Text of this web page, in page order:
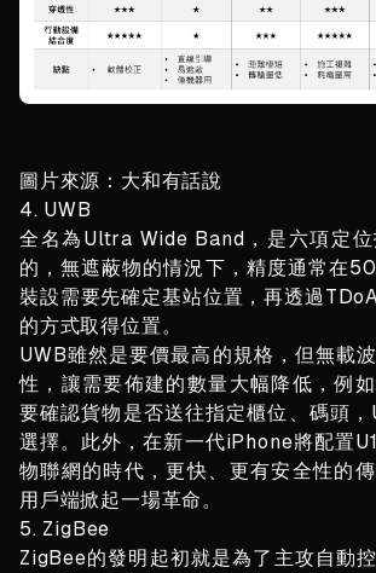
圖片來源：大和有話說
4. UWB
全名為Ultra Wide Band，是六項定
的，無遮蔽物的情況下，精度通常在
裝設需要先確定基站位置，再透過
的方式取得位置。
UWB雖然是要價最高的規格，但無載
性，讓需要佈建的數量大幅降低，例
要確認貨物是否送往指定櫃位、碼頭
選擇。此外，在新一代iPhone將配置
物聯網的時代，更快、更有安全性的
用戶端掀起一場革命。
5. ZigBee
ZigBee的發明起初就是為了主攻自動